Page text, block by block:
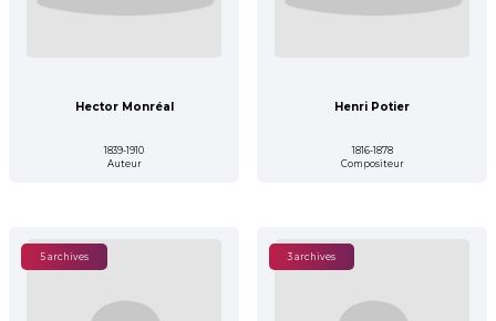
Hector Monréal
1839-1910
Auteur
Henri Potier
1816-1878
Compositeur
5 archives 3 archives